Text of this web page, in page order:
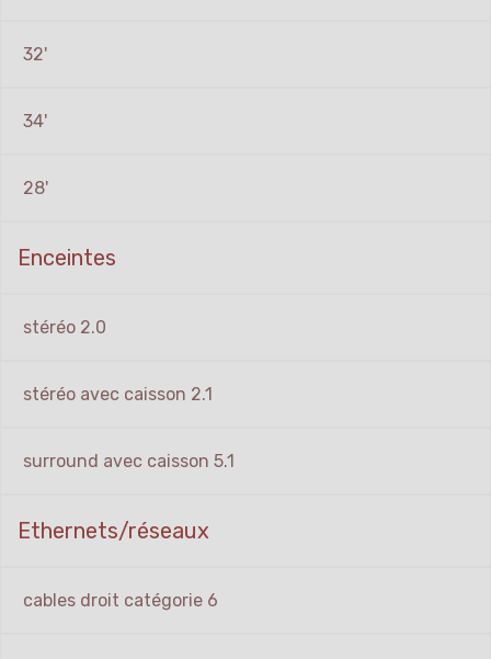
32'
34'
28'
Enceintes
stéréo 2.0
stéréo avec caisson 2.1
surround avec caisson 5.1
Ethernets/réseaux
cables droit catégorie 6